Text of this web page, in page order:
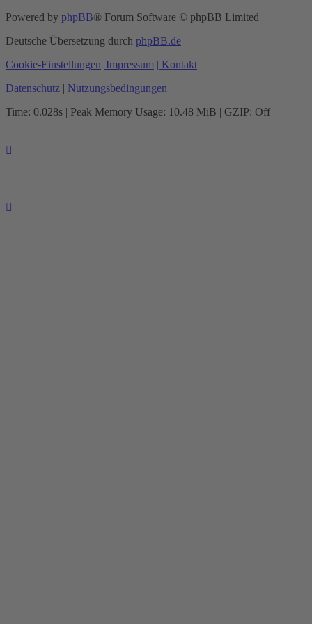
Powered by phpBB® Forum Software © phpBB Limited
Deutsche Übersetzung durch phpBB.de
Cookie-Einstellungen| Impressum | Kontakt
Datenschutz | Nutzungsbedingungen
Time: 0.028s | Peak Memory Usage: 10.48 MiB | GZIP: Off